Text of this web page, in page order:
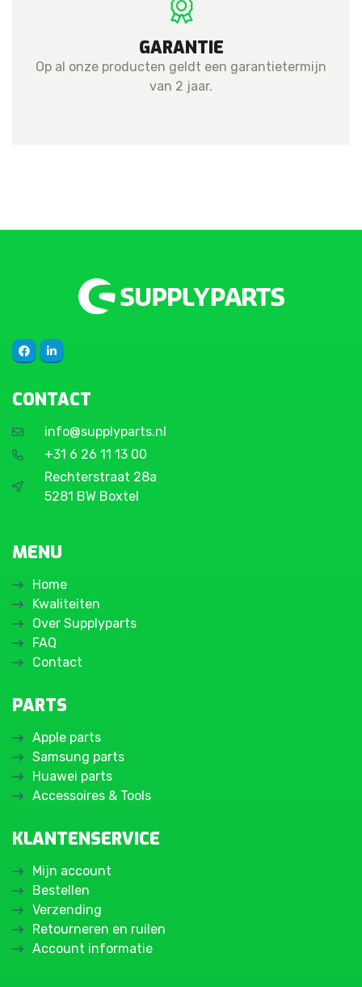
GARANTIE
Op al onze producten geldt een garantietermijn
van 2 jaar.
CONTACT
info@supplyparts.nl
+31 6 26 11 13 00
Rechterstraat 28a
5281 BW Boxtel
MENU
Home
Kwaliteiten
Over Supplyparts
FAQ
Contact
PARTS
Apple parts
Samsung parts
Huawei parts
Accessoires & Tools
KLANTENSERVICE
Mijn account
Bestellen
Verzending
Retourneren en ruilen
Account informatie